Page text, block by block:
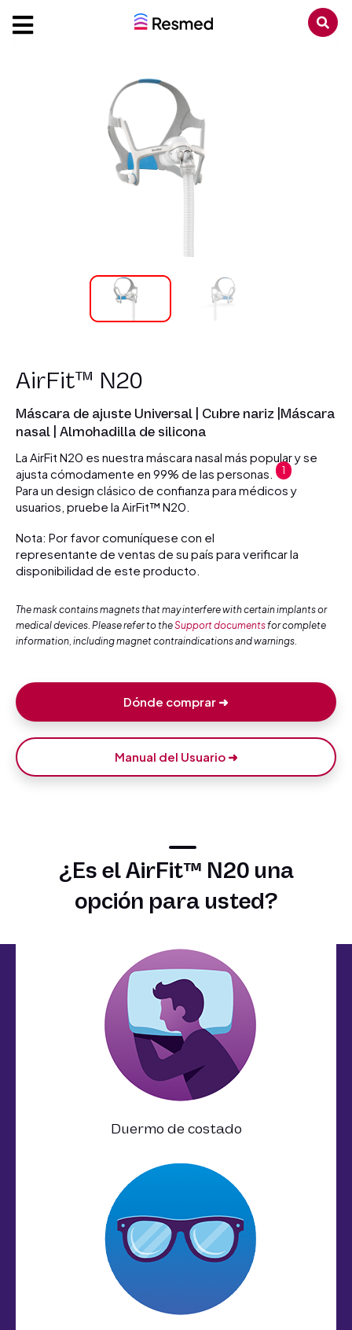
AirFit™ N20
Máscara de ajuste Universal | Cubre nariz |Máscara
nasal | Almohadilla de silicona
La AirFit N20 es nuestra máscara nasal más popular y se
ajusta cómodamente en 99% de las personas.
1
Para un design clásico de confianza para médicos y
usuarios, pruebe la AirFit™ N20.
Nota: Por favor comuníquese con el
representante de ventas de su país para verificar la
disponibilidad de este producto.
The mask contains magnets that may interfere with certain implants or
medical devices. Please refer to theSupport documentsfor complete
information, including magnet contraindications and warnings.
Dónde comprar ➜
Manual del Usuario ➜
¿Es el AirFit™ N20 una
opción para usted?
Duermo de costado